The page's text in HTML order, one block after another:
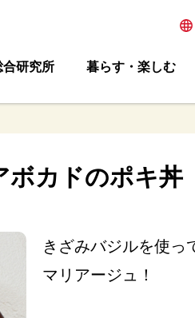
合研究所 暮らす・楽しむ
ボカドのポキ丼
きざみバジルを使っ
マリアージュ！